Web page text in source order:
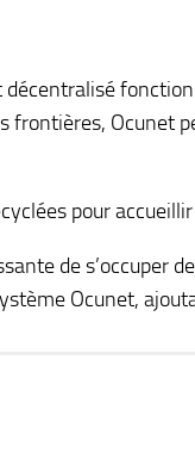
frontières, Ocunet
pour
de s’occuper
Ocunet,